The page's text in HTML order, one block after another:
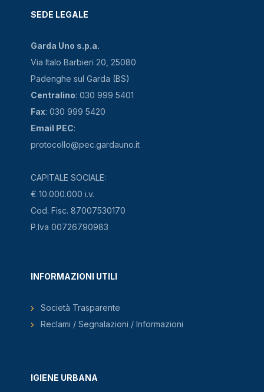
SEDE LEGALE
Garda Uno s.p.a.
Via Italo Barbieri 20, 25080
Padenghe sul Garda (BS)
Centralino: 030 999 5401
Fax: 030 999 5420
Email PEC:
protocollo@pec.gardauno.it
CAPITALE SOCIALE:
€ 10.000.000 i.v.
Cod. Fisc. 87007530170
P.Iva 00726790983
IGIENE URBANA
INFORMAZIONI UTILI
Società Trasparente
Reclami / Segnalazioni / Informazioni